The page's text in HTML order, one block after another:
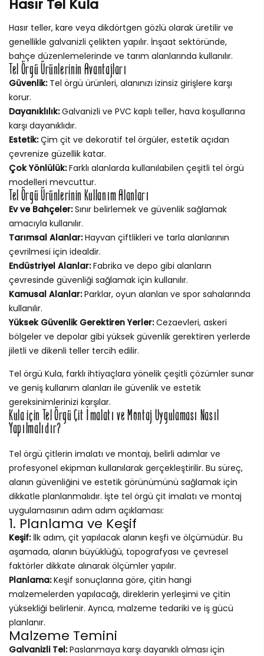
Hasır Tel Kula
Hasır teller, kare veya dikdörtgen gözlü olarak üretilir ve
genellikle galvanizli çelikten yapılır. İnşaat sektöründe,
bahçe düzenlemelerinde ve tarım alanlarında kullanılır.
Tel Örgü Ürünlerinin Avantajları
Güvenlik:Tel örgü ürünleri, alanınızı izinsiz girişlere karşı
korur.
Dayanıklılık:Galvanizli ve PVC kaplı teller, hava koşullarına
karşı dayanıklıdır.
Estetik:Çim çit ve dekoratif tel örgüler, estetik açıdan
çevrenize güzellik katar.
Çok Yönlülük:Farklı alanlarda kullanılabilen çeşitli tel örgü
modelleri mevcuttur.
Tel Örgü Ürünlerinin Kullanım Alanları
Ev ve Bahçeler:Sınır belirlemek ve güvenlik sağlamak
amacıyla kullanılır.
Tarımsal Alanlar:Hayvan çiftlikleri ve tarla alanlarının
çevrilmesi için idealdir.
Endüstriyel Alanlar:Fabrika ve depo gibi alanların
çevresinde güvenliği sağlamak için kullanılır.
Kamusal Alanlar:Parklar, oyun alanları ve spor sahalarında
kullanılır.
Yüksek Güvenlik Gerektiren Yerler:Cezaevleri, askeri
bölgeler ve depolar gibi yüksek güvenlik gerektiren yerlerde
jiletli ve dikenli teller tercih edilir.
Tel örgü Kula, farklı ihtiyaçlara yönelik çeşitli çözümler sunar
ve geniş kullanım alanları ile güvenlik ve estetik
gereksinimlerinizi karşılar.
Kula için Tel Örgü Çit İmalatı ve Montaj Uygulaması Nasıl
Yapılmalıdır?
Tel örgü çitlerin imalatı ve montajı, belirli adımlar ve
profesyonel ekipman kullanılarak gerçekleştirilir. Bu süreç,
alanın güvenliğini ve estetik görünümünü sağlamak için
dikkatle planlanmalıdır. İşte tel örgü çit imalatı ve montaj
uygulamasının adım adım açıklaması:
1. Planlama ve Keşif
Keşif:İlk adım, çit yapılacak alanın keşfi ve ölçümüdür. Bu
aşamada, alanın büyüklüğü, topografyası ve çevresel
faktörler dikkate alınarak ölçümler yapılır.
Planlama:Keşif sonuçlarına göre, çitin hangi
malzemelerden yapılacağı, direklerin yerleşimi ve çitin
yüksekliği belirlenir. Ayrıca, malzeme tedariki ve iş gücü
planlanır.
Malzeme Temini
Galvanizli Tel:Paslanmaya karşı dayanıklı olması için